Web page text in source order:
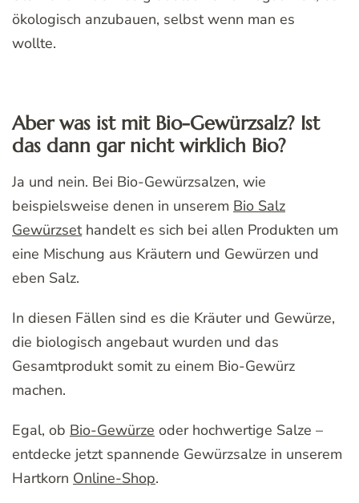
ökologisch anzubauen, selbst wenn man es
wollte.
Aber was ist mit Bio-Gewürzsalz? Ist
das dann gar nicht wirklich Bio?
Ja und nein. Bei Bio-Gewürzsalzen, wie
beispielsweise denen in unserem Bio Salz
Gewürzsethandelt es sich bei allen Produkten um
eine Mischung aus Kräutern und Gewürzen und
eben Salz.
In diesen Fällen sind es die Kräuter und Gewürze,
die biologisch angebaut wurden und das
Gesamtprodukt somit zu einem Bio-Gewürz
machen.
Egal, ob Bio-Gewürze oder hochwertige Salze –
entdecke jetzt spannende Gewürzsalze in unserem
Hartkorn Online-Shop.